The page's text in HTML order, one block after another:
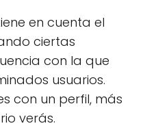
en cuenta el
ciertas
con la que
usuarios.
con un perfil, más
verás.